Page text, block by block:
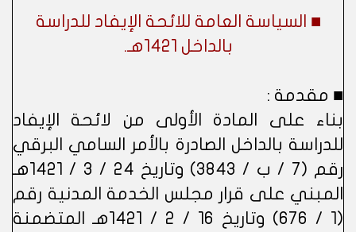
■ السياسة العامة للائحة الإيفاد للدراسة
بالداخل 1421هـ.
■ مقدمة :
بناء على المادة الأولى من لائحة الإيفاد
للدراسة بالداخل الصادرة بالأمر السامي البرقي
رقم (7 / ب / 3843) وتاريخ 24 / 3 / 1421هـ
المبني على قرار مجلس الخدمة المدنية رقم
(1 / 676) وتاريخ 16 / 2 / 1421هـ المتضمنة